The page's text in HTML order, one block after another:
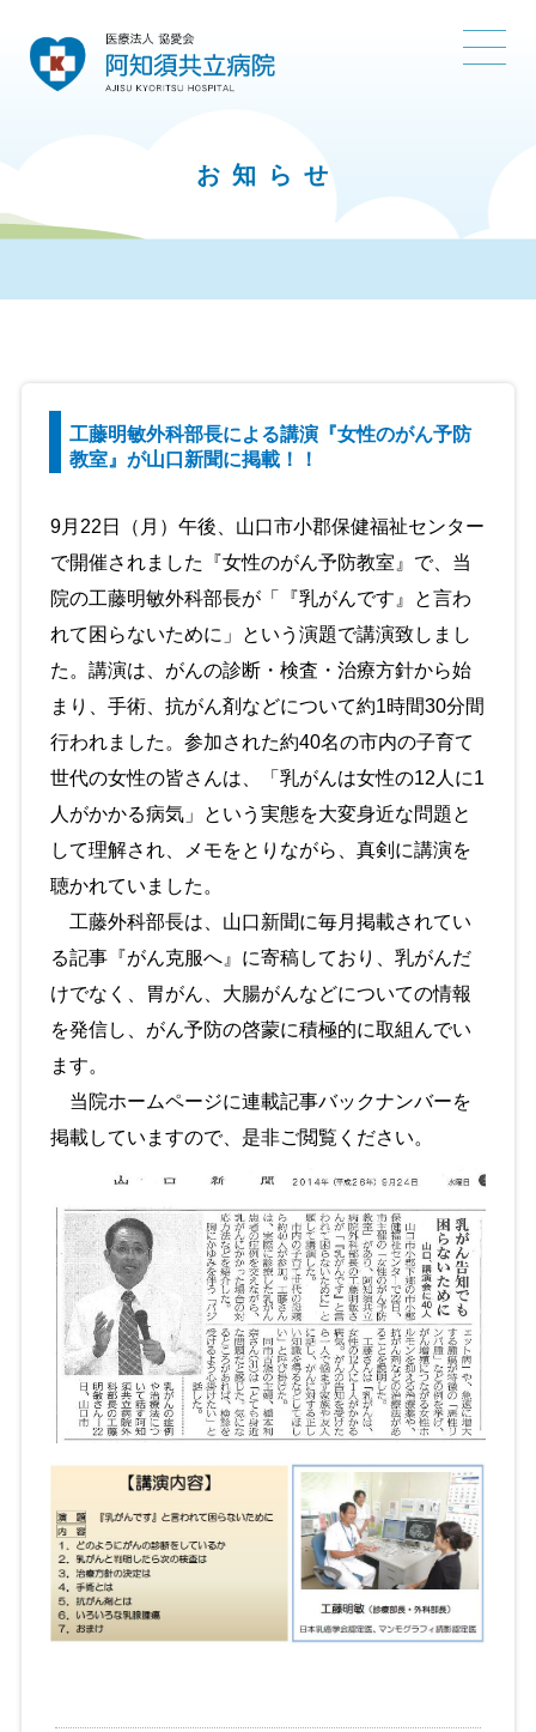
お知らせ
工藤明敏外科部長による講演『女性のがん予防
教室』が山口新聞に掲載！！
9月22日（月）午後、山口市小郡保健福祉センター
で開催されました『女性のがん予防教室』で、当
院の工藤明敏外科部長が「『乳がんです』と言わ
れて困らないために」という演題で講演致しまし
た。講演は、がんの診断・検査・治療方針から始
まり、手術、抗がん剤などについて約1時間30分間
行われました。参加された約40名の市内の子育て
世代の女性の皆さんは、「乳がんは女性の12人に1
人がかかる病気」という実態を大変身近な問題と
して理解され、メモをとりながら、真剣に講演を
聴かれていました。
工藤外科部長は、山口新聞に毎月掲載されてい
る記事『がん克服へ』に寄稿しており、乳がんだ
けでなく、胃がん、大腸がんなどについての情報
を発信し、がん予防の啓蒙に積極的に取組んでい
ます。
当院ホームページに連載記事バックナンバーを
掲載していますので、是非ご閲覧ください。